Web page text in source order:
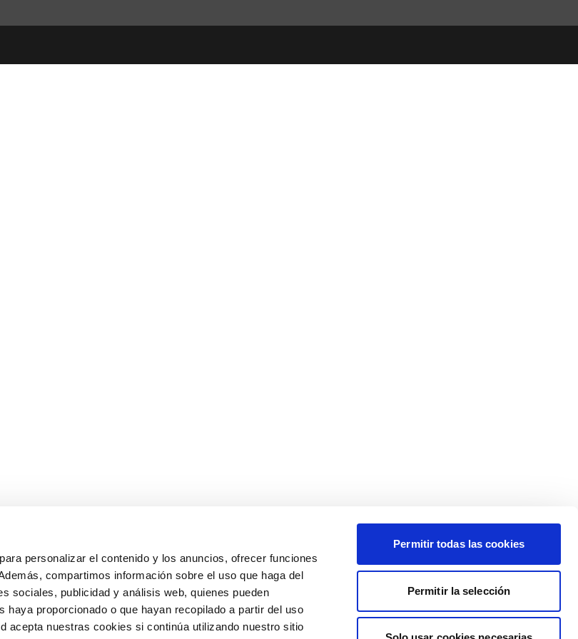
personalizar el contenido y los anuncios, ofrecer funciones
compartimos información sobre el uso que haga del
sociales, publicidad y análisis web, quienes pueden
haya proporcionado o que hayan recopilado a partir del uso
acepta nuestras cookies si continúa utilizando nuestro sitio
Permitir todas las cookies
Permitir la selección